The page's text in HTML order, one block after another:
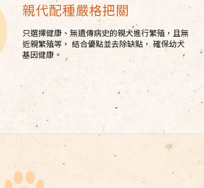
親代配種嚴格把關
只選擇健康、無遺傳病史的親犬進行繁殖，且無
近親繁殖等， 結合優點並去除缺點， 確保幼犬
基因健康。